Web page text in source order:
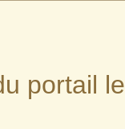
portail